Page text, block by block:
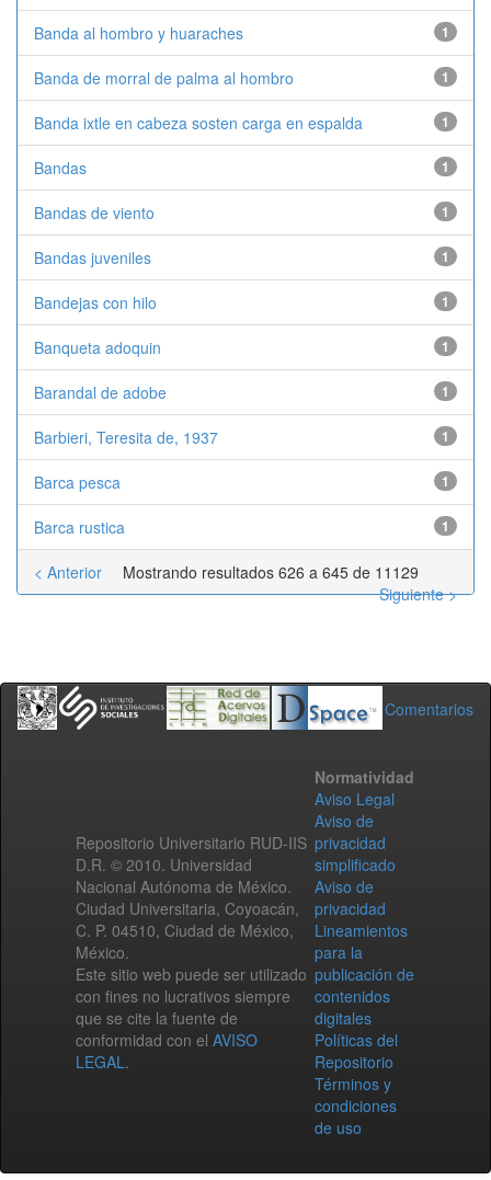
Banda al hombro y huaraches 1
Banda de morral de palma al hombro 1
Banda ixtle en cabeza sosten carga en espalda 1
Bandas 1
Bandas de viento 1
Bandas juveniles 1
Bandejas con hilo 1
Banqueta adoquin 1
Barandal de adobe 1
Barbieri, Teresita de, 1937 1
Barca pesca 1
Barca rustica 1
Mostrando resultados 626 a 645 de 11129
< Anterior
Siguiente >
Comentarios
Repositorio Universitario RUD-IIS
D.R. © 2010. Universidad
Nacional Autónoma de México.
Ciudad Universitaria, Coyoacán,
C. P. 04510, Ciudad de México,
México.
Este sitio web puede ser utilizado
con fines no lucrativos siempre
que se cite la fuente de
conformidad con el AVISO
LEGAL.
Normatividad
Aviso Legal
Aviso de
privacidad
simplificado
Aviso de
privacidad
Lineamientos
para la
publicación de
contenidos
digitales
Políticas del
Repositorio
Términos y
condiciones
de uso